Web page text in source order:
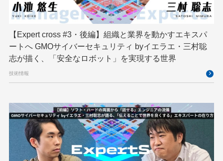
ヒューマノイド ヒューマノイドロボット
プログラミング教育
ブロックチェーン フロントエンド ペアリング暗号
ゆめみらいワーク リモートワーク
レンタルサーバー
人工知能 人工知能学会 国際ロボット展
国際標準化 基礎 多拠点開発 大阪公立大学
宮崎オフィス 強化学習 応用
【Expert cross #3・後編】組織と業界を動かすエキスパ
ートへ GMOサイバーセキュリティ byイエラエ・三村聡
志が描く、「安全なロボット」を実現する世界
技術情報